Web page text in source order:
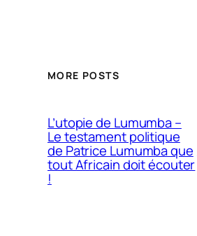
MORE POSTS
L’utopie de Lumumba –
Le testament politique
de Patrice Lumumba que
tout Africain doit écouter
!